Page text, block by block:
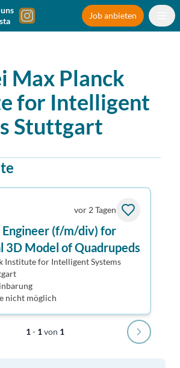
Job anbieten
Max Planck
for Intelligent
Stuttgart
vor 2 Tagen
Engineer (f/m/div) for
3D Model of Quadrupeds
Institute for Intelligent Systems
nicht möglich
1- 1von 1